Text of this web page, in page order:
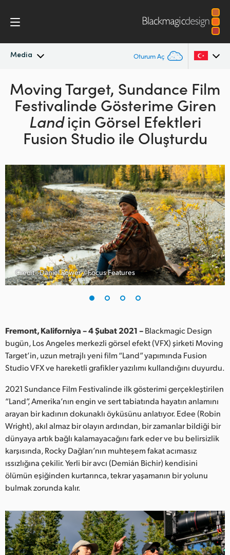
Media Oturum Aç
En Son Haberler
Haber Arşivi
Basın Resimleri
Argentina
Australia
Austria
Canada
China
Denmark
Finland
France
Germany
India
Japan
Korea
Mexico
Malaysia
Netherlands
New Zealand
Poland
Portugal
Moving Target, Sundance Film
Festivalinde Gösterime Giren
Landiçin Görsel Efektleri
Fusion Studio ile Oluşturdu
Credit : Daniel Power / Focus Features
Fremont, Kaliforniya – 4 Şubat 2021 –Blackmagic Design
bugün, Los Angeles merkezli görsel efekt (VFX) şirketi Moving
Target’in, uzun metrajlı yeni film “Land” yapımında Fusion
Studio VFX ve hareketli grafikler yazılımı kullandığını duyurdu.
2021 Sundance Film Festivalinde ilk gösterimi gerçekleştirilen
“Land”, Amerika’nın engin ve sert tabiatında hayatın anlamını
arayan bir kadının dokunaklı öyküsünu anlatıyor. Edee (Robin
Wright), akıl almaz bir olayın ardından, bir zamanlar bildiği bir
dünyaya artık bağlı kalamayacağını fark eder ve bu belirsizlik
karşısında, Rocky Dağları’nın muhteşem fakat acımasız
ıssızlığına çekilir. Yerli bir avcı (Demián Bichir) kendisini
ölümün eşiğinden kurtarınca, tekrar yaşamanın bir yolunu
bulmak zorunda kalır.